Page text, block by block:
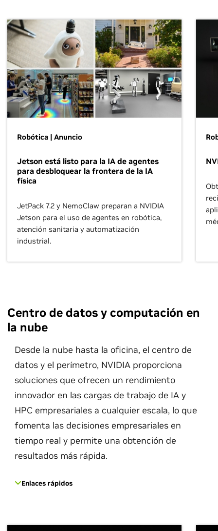
Robótica | Anuncio
Jetson está listo para la IA de agentes
para desbloquear la frontera de la IA
física
JetPack 7.2 y NemoClaw preparan a NVIDIA
Jetson para el uso de agentes en robótica,
atención sanitaria y automatización
industrial.
Centro de datos y computación en
la nube
Desde la nube hasta la oficina, el centro de
datos y el perímetro, NVIDIA proporciona
soluciones que ofrecen un rendimiento
innovador en las cargas de trabajo de IA y
HPC empresariales a cualquier escala, lo que
fomenta las decisiones empresariales en
tiempo real y permite una obtención de
resultados más rápida.
Enlaces rápidos